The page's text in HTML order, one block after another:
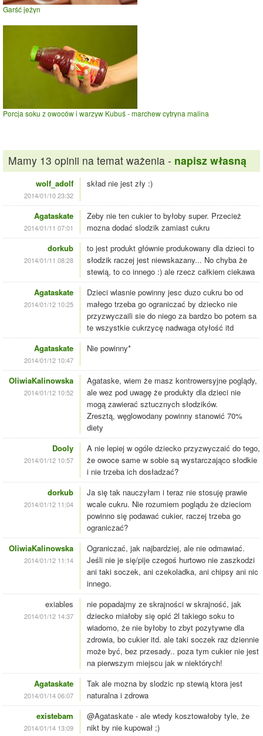
Garść jeżyn
Porcja soku z owoców i warzyw Kubuś - marchew cytryna malina
Mamy 13 opinii na temat ważenia - napisz własną
wolf_adolf
2014/01/10 23:32
skład nie jest zły :)
Agataskate
2014/01/11 07:01
Zeby nie ten cukier to byłoby super. Przecież
mozna dodać slodzik zamiast cukru
dorkub
2014/01/11 08:28
to jest produkt głównie produkowany dla dzieci to
słodzik raczej jest niewskazany... No chyba że
stewią, to co innego :) ale rzecz całkiem ciekawa
Agataskate
2014/01/12 10:25
Dzieci wlasnie powinny jesc duzo cukru bo od
małego trzeba go ograniczać by dziecko nie
przyzwyczaili sie do niego za bardzo bo potem sa
te wszystkie cukrzycę nadwaga otyłość itd
Agataskate
2014/01/12 10:47
Nie powinny*
OliwiaKalinowska
2014/01/12 10:52
Agataske, wiem że masz kontrowersyjne poglądy,
ale wez pod uwagę że produkty dla dzieci nie
mogą zawierać sztucznych słodzików.
Zresztą, węglowodany powinny stanowić 70%
diety
Dooly
2014/01/12 10:57
A nie lepiej w ogóle dziecko przyzwyczaić do tego,
że owoce same w sobie są wystarczająco słodkie
i nie trzeba ich dosładzać?
dorkub
2014/01/12 11:04
Ja się tak nauczyłam i teraz nie stosuję prawie
wcale cukru. Nie rozumiem poglądu że dzieciom
powinno się podawać cukier, raczej trzeba go
ograniczać?
OliwiaKalinowska
2014/01/12 11:14
Ograniczać, jak najbardziej, ale nie odmawiać.
Jeśli nie je się/pije czegoś hurtowo nie zaszkodzi
ani taki soczek, ani czekoladka, ani chipsy ani nic
innego.
exiables
2014/01/12 14:37
nie popadajmy ze skrajności w skrajność, jak
dziecko miałoby się opić 2l takiego soku to
wiadomo, że nie byłoby to zbyt pozytywne dla
zdrowia, bo cukier itd. ale taki soczek raz dziennie
może być, bez przesady.. poza tym cukier nie jest
na pierwszym miejscu jak w niektórych!
Agataskate
2014/01/14 06:07
Tak ale mozna by slodzic np stewią ktora jest
naturalna i zdrowa
existebam
2014/01/14 13:09
@Agataskate - ale wtedy kosztowałoby tyle, że
nikt by nie kupował ;)